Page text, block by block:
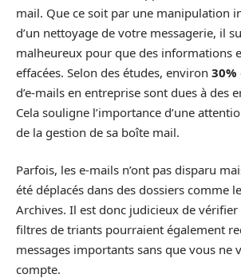
mail. Que ce soit par une manipulation
d’un nettoyage de votre messagerie, il
malheureux pour que des informations
effacées. Selon des études, environ 30%
d’e-mails en entreprise sont dues à des
Cela souligne l’importance d’une
de la gestion de sa boîte mail.
Parfois, les e-mails n’ont pas disparu
été déplacés dans des dossiers comme
Archives. Il est donc judicieux de vérifier
filtres de triants pourraient également
messages importants sans que vous ne
compte.